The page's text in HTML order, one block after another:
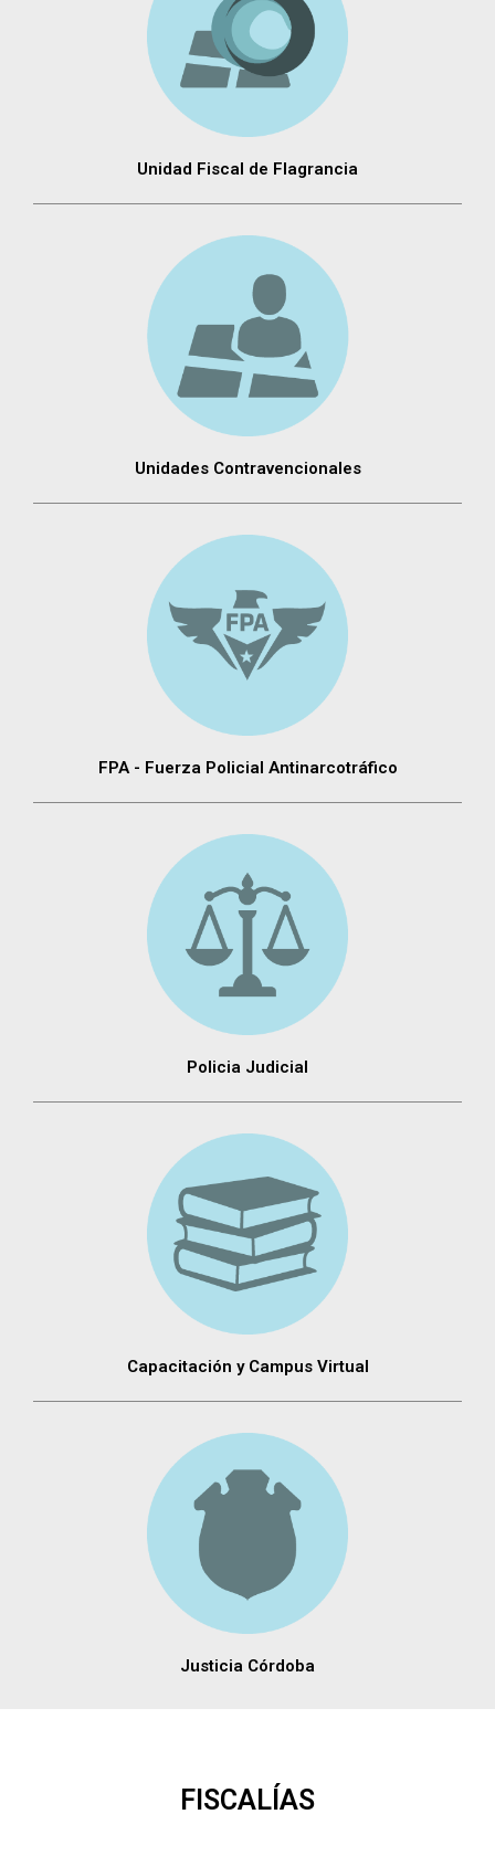
Unidad Fiscal de Flagrancia
Unidades Contravencionales
FPA - Fuerza Policial Antinarcotráfico
Policia Judicial
Capacitación y Campus Virtual
Justicia Córdoba
FISCALÍAS